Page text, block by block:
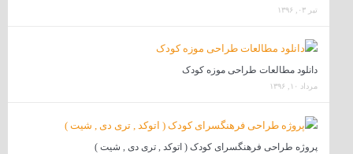
تیر ۰۳, ۱۳۹۶
دانلود مطالعات طراحی موزه کودک
مرداد ۱۰, ۱۳۹۶
پروژه طراحی فرهنگسرای کودک ( اتوکد , تری دی , شیت )